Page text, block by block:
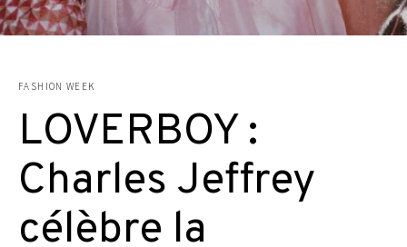
FASHION WEEK
LOVERBOY :
Charles Jeffrey
célèbre la